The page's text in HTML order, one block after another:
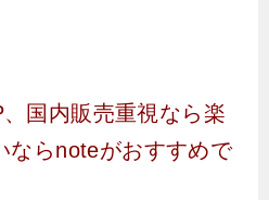
国内販売重視なら楽
ならnoteがおすすめで